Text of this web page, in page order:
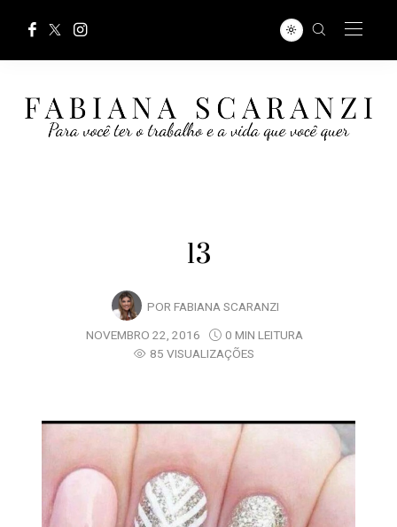
13
POR FABIANA SCARANZI
NOVEMBRO 22, 2016
0 MIN LEITURA
85 VISUALIZAÇÕES